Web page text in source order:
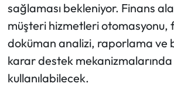
sağlaması bekleniyor. Finans
müşteri hizmetleri otomasyonu,
doküman analizi, raporlama ve
karar destek mekanizmalarında
kullanılabilecek.